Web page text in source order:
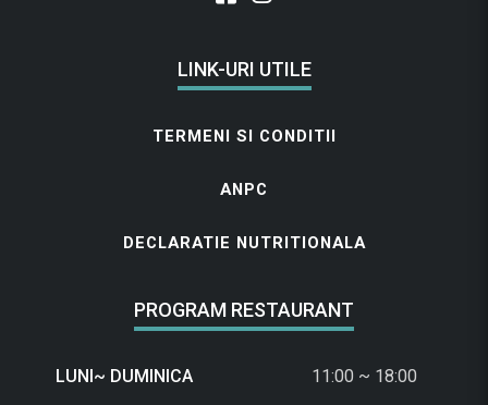
LINK-URI UTILE
TERMENI SI CONDITII
ANPC
DECLARATIE NUTRITIONALA
PROGRAM RESTAURANT
LUNI~ DUMINICA 11:00 ~ 18:00